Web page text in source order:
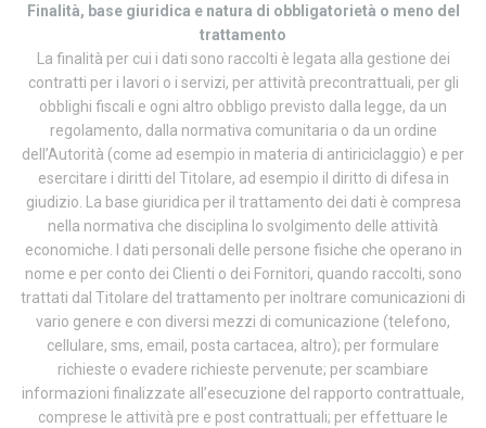
Finalità, base giuridica e natura di obbligatorietà o meno del
trattamento
La finalità per cui i dati sono raccolti è legata alla gestione dei
contratti per i lavori o i servizi, per attività precontrattuali, per gli
obblighi fiscali e ogni altro obbligo previsto dalla legge, da un
regolamento, dalla normativa comunitaria o da un ordine
dell’Autorità (come ad esempio in materia di antiriciclaggio) e per
esercitare i diritti del Titolare, ad esempio il diritto di difesa in
giudizio. La base giuridica per il trattamento dei dati è compresa
nella normativa che disciplina lo svolgimento delle attività
economiche. I dati personali delle persone fisiche che operano in
nome e per conto dei Clienti o dei Fornitori, quando raccolti, sono
trattati dal Titolare del trattamento per inoltrare comunicazioni di
vario genere e con diversi mezzi di comunicazione (telefono,
cellulare, sms, email, posta cartacea, altro); per formulare
richieste o evadere richieste pervenute; per scambiare
informazioni finalizzate all’esecuzione del rapporto contrattuale,
comprese le attività pre e post contrattuali; per effettuare le